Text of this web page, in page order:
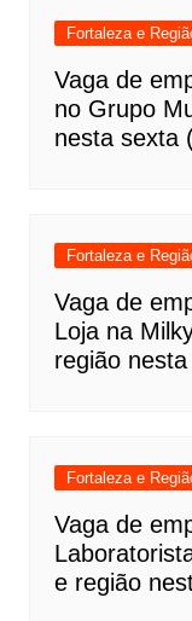
Fortaleza e
Vaga de
no Grupo
nesta sexta
Fortaleza e
Vaga de
Loja na
região
Fortaleza e
Vaga de
e região